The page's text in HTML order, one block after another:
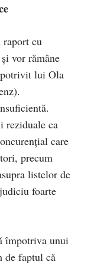
cu
vor rămâne
lui Ola
reziduale ca
care
precum
listelor de
foarte
împotriva unui
de faptul că